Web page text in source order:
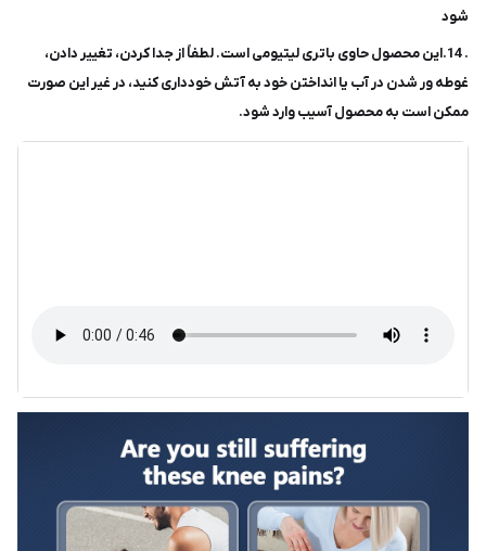
شود
. 14.این محصول حاوی باتری لیتیومی است. لطفاً از جدا کردن، تغییر دادن،
غوطه ور شدن در آب یا انداختن خود به آتش خودداری کنید، در غیر این صورت
ممکن است به محصول آسیب وارد شود.